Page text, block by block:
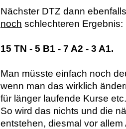
Nächster DTZ dann
noch schlechteren Ergebnis:
15 TN - 5 B1 - 7 A2 - 3 A1.
Man müsste einfach noch
wenn man das wirklich
für länger laufende Kurse etc.
So wird das nichts und die
entstehen, diesmal vor